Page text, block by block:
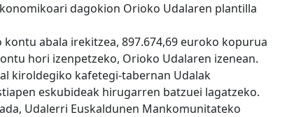
dagokion Orioko Udalaren plantilla
abala irekitzea, 897.674,69 euroko kopurua
hori izenpetzeko, Orioko Udalaren izenean.
kiroldegiko kafetegi-tabernan Udalak
eskubideak hirugarren batzuei lagatzeko.
Udalerri Euskaldunen Mankomunitateko